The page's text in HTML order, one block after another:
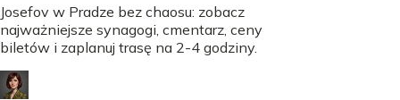
Josefov w Pradze bez chaosu: zobacz
najważniejsze synagogi, cmentarz, ceny
biletów i zaplanuj trasę na 2-4 godziny.